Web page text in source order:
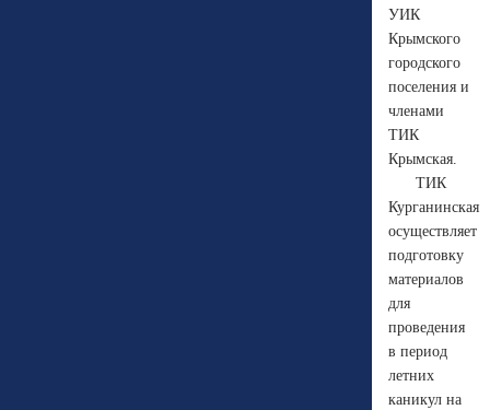
УИК
Крымского
городского
поселения и
членами
ТИК
Крымская.
ТИК
Курганинская
осуществляет
подготовку
материалов
для
проведения
в период
летних
каникул на